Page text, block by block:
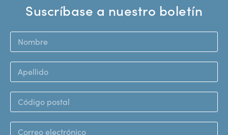
Suscríbase a nuestro boletín